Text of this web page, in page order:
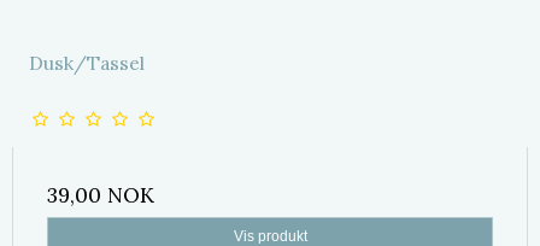
Dusk/Tassel
39,00 NOK
Vis produkt